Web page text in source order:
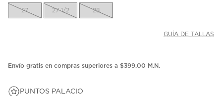
27 27 1/2 28
GUÍA DE TALLAS
Envío gratis en compras superiores a $399.00 M.N.
PUNTOS PALACIO